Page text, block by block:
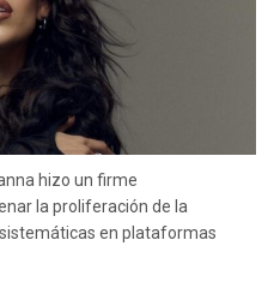
hizo un firme
la proliferación de la
en plataformas